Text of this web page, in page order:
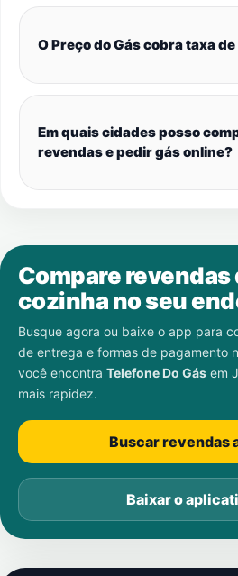
O Preço do Gás cobra taxa
Em quais cidades posso
revendas e pedir gás online?
Compare revendas
cozinha no seu
Busque agora ou baixe o app para
de entrega e formas de pagamento
você encontra Telefone Do Gás em
mais rapidez.
Buscar revendas
Baixar o